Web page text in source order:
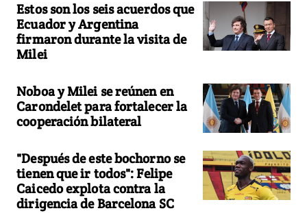
Estos son los seis acuerdos que
Ecuador y Argentina
firmaron durante la visita de
Milei
Noboa y Milei se reúnen en
Carondelet para fortalecer la
cooperación bilateral
"Después de este bochorno se
tienen que ir todos": Felipe
Caicedo explota contra la
dirigencia de Barcelona SC